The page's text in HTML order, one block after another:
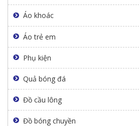
Áo khoác
Áo trẻ em
Phụ kiện
Quả bóng đá
Đồ cầu lông
Đồ bóng chuyền